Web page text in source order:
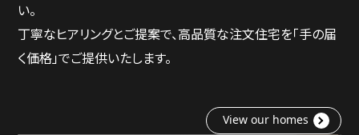
い。
丁寧なヒアリングとご提案で、高品質な注文住宅を「手の届
く価格」でご提供いたします。
View our homes